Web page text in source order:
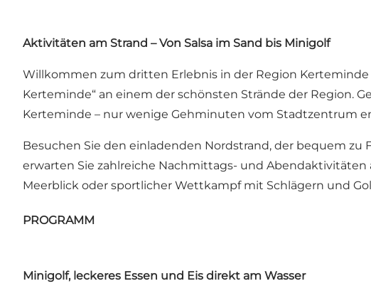
Aktivitäten am Strand – Von Salsa im Sand bis Minigolf
Willkommen zum dritten Erlebnis in der Region
Kerteminde“ an einem der schönsten Strände der Region.
Kerteminde – nur wenige Gehminuten vom Stadtzentrum
Besuchen Sie den einladenden Nordstrand, der bequem
erwarten Sie zahlreiche Nachmittags- und
Meerblick oder sportlicher Wettkampf mit Schlägern und
PROGRAMM
Minigolf, leckeres Essen und Eis direkt am Wasser